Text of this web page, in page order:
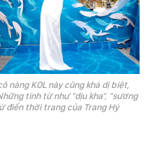
nàng KOL này cũng khá dị biệt,
tính từ như "dịu kha", "sương
điển thời trang của Trang Hý